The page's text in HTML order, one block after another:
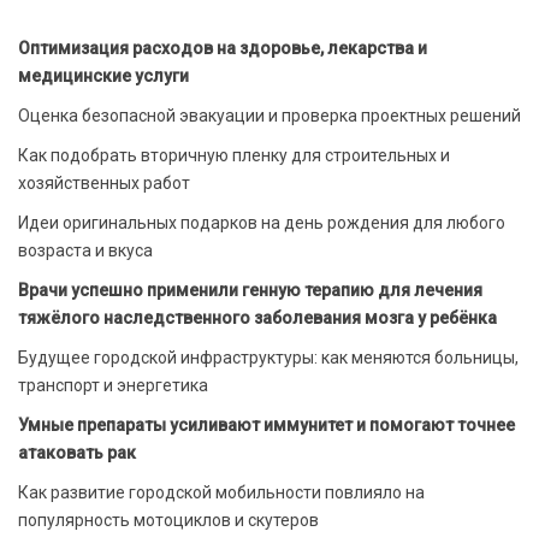
Оптимизация расходов на здоровье, лекарства и
медицинские услуги
Оценка безопасной эвакуации и проверка проектных решений
Как подобрать вторичную пленку для строительных и
хозяйственных работ
Идеи оригинальных подарков на день рождения для любого
возраста и вкуса
Врачи успешно применили генную терапию для лечения
тяжёлого наследственного заболевания мозга у ребёнка
Будущее городской инфраструктуры: как меняются больницы,
транспорт и энергетика
Умные препараты усиливают иммунитет и помогают точнее
атаковать рак
Как развитие городской мобильности повлияло на
популярность мотоциклов и скутеров